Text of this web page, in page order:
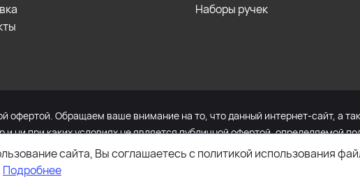
Наборы ручек
Обращаем ваше внимание на то, что данный интернет-сайт, а
ни при каких условиях не является публичной офертой, определяемой
и стоимости указанных товаров и (или) услуг, пожалуйста,
сайта, Вы соглашаетесь с политикой использования
Подробнее